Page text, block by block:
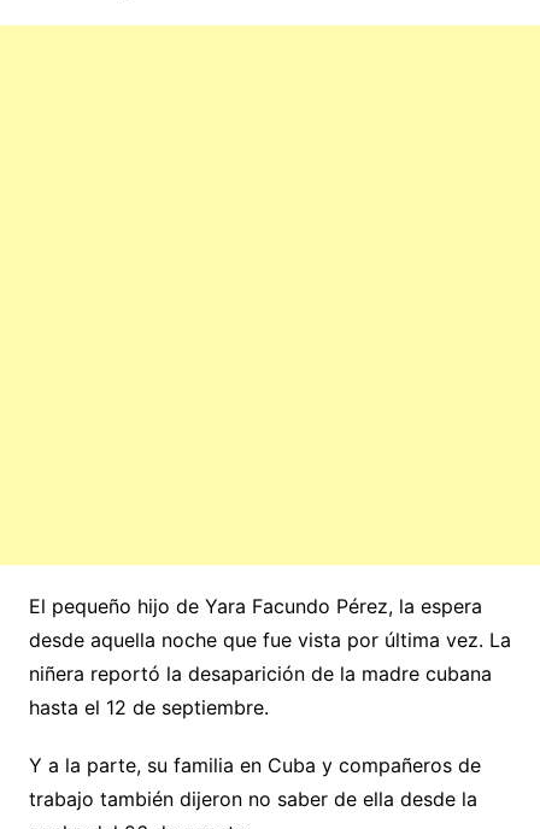
El pequeño hijo de Yara Facundo Pérez, la espera
desde aquella noche que fue vista por última vez. La
niñera reportó la desaparición de la madre cubana
hasta el 12 de septiembre.
Y a la parte, su familia en Cuba y compañeros de
trabajo también dijeron no saber de ella desde la